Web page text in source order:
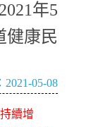
2021年5
健康民
2021-05-08
續增